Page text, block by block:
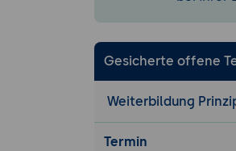
Gesicherte offene
Weiterbildung
Termin